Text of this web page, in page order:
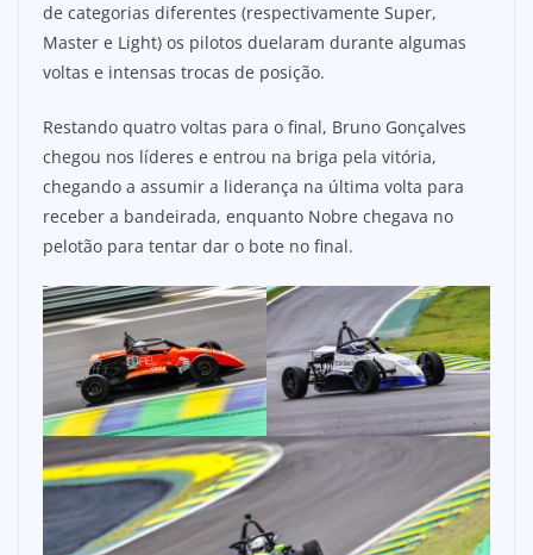
de categorias diferentes (respectivamente Super,
Master e Light) os pilotos duelaram durante algumas
voltas e intensas trocas de posição.
Restando quatro voltas para o final, Bruno Gonçalves
chegou nos líderes e entrou na briga pela vitória,
chegando a assumir a liderança na última volta para
receber a bandeirada, enquanto Nobre chegava no
pelotão para tentar dar o bote no final.